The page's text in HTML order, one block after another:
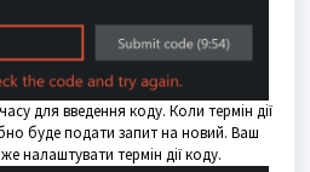
для введення коду. Коли термін дії
буде подати запит на новий. Ваш
налаштувати термін дії коду.